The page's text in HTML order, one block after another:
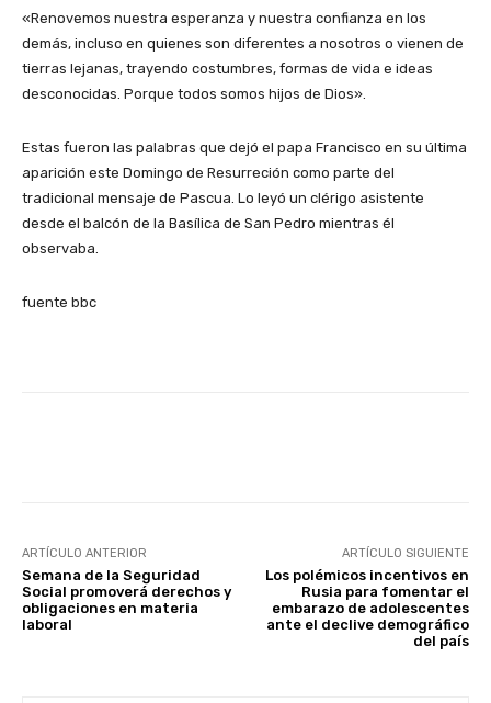
«Renovemos nuestra esperanza y nuestra confianza en los
demás, incluso en quienes son diferentes a nosotros o vienen de
tierras lejanas, trayendo costumbres, formas de vida e ideas
desconocidas. Porque todos somos hijos de Dios».
Estas fueron las palabras que dejó el papa Francisco en su última
aparición este Domingo de Resurreción como parte del
tradicional mensaje de Pascua. Lo leyó un clérigo asistente
desde el balcón de la Basílica de San Pedro mientras él
observaba.
fuente bbc
ARTÍCULO ANTERIOR
Semana de la Seguridad
Social promoverá derechos y
obligaciones en materia
laboral
ARTÍCULO SIGUIENTE
Los polémicos incentivos en
Rusia para fomentar el
embarazo de adolescentes
ante el declive demográfico
del país